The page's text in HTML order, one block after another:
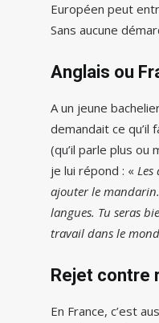
Européen peut
Sans aucune
Anglais ou
A un jeune
demandait ce qu’il
(qu’il parle plus ou
je lui répond : «
ajouter le mandarin.
langues. Tu seras
travail dans le
Rejet contre
En France, c’est